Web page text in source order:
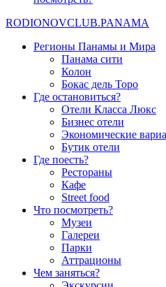
RODIONOVCLUB.PANAMA
Регионы Панамы и Мира
Панама сити
Колон
Бокас дель Торо
Где остановиться?
Отели Класса Люкс
Бизнес отели
Экономические
Бутик отели
Где поесть?
Рестораны
Кафе
Street food
Что посмотреть?
Музеи
Галереи
Парки
Аттрационы
Чем заняться?